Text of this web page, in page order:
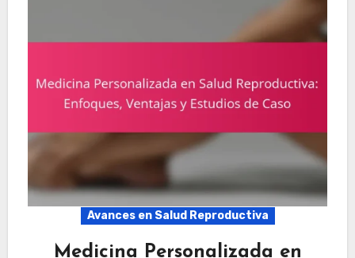
Avances en Salud Reproductiva
Medicina Personalizada en